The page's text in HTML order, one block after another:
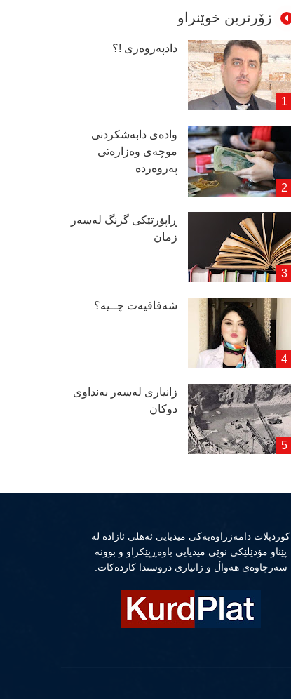
زۆرترین خوێنراو
دادپەروەری !؟
وادەی دابەشكردنی
موچەی وەزارەتی
پەروەردە
ڕاپۆرتێكی گرنگ لەسەر
زمان
شەفافیەت چــیە؟
زانیاری لەسەر بەنداوی
دوكان
كوردپلات دامەزراوەیەكی میدیایی ئەهلی ئازادە لە
پێناو مۆدێلێكی نوێی میدیایی باوەڕپێكراو و بوونە
سەرچاوەی هەواڵ و زانیاری دروستدا كاردەكات.